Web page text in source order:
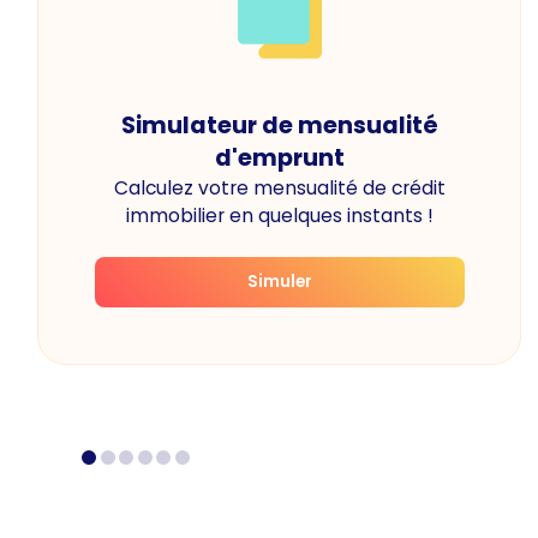
Simulateur de mensualité
d'emprunt
Calculez votre mensualité de crédit
immobilier en quelques instants !
Simuler